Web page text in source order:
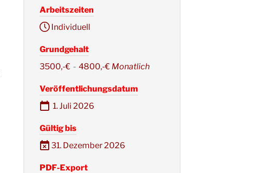
Arbeitszeiten
Individuell
Grundgehalt
3500,-€ - 4800,-€ Monatlich
Veröffentlichungsdatum
1. Juli 2026
Gültig bis
31. Dezember 2026
PDF-Export